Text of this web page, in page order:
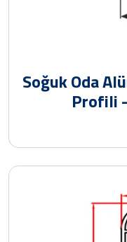
Soğuk Oda
Profili